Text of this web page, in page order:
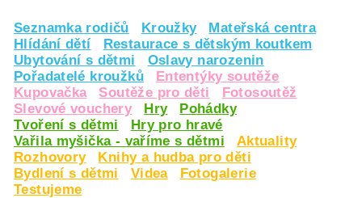
Seznamka rodičů Kroužky
Mateřská centra
Hlídání dětí
Restaurace s dětským koutkem
Ubytování s dětmi
Oslavy narozenin
Pořadatelé kroužků
Ententýky soutěže
Kupovačka
Soutěže pro děti
Fotosoutěž
Slevové vouchery
Hry
Pohádky
Tvoření s dětmi
Hry pro hravé
Vařila myšička - vaříme s dětmi
Aktuality
Rozhovory
Knihy a hudba pro děti
Bydlení s dětmi
Videa
Fotogalerie
Testujeme